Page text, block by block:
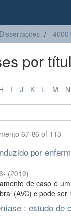
por
H I J K L M N
67-86 of 113
por
(2019)
de caso é
(AVC) e pode
: estudo de